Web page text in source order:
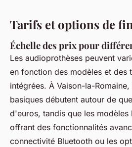
Tarifs et options de
Échelle des prix pour
Les audioprothèses peuvent
en fonction des modèles et des
intégrées. À Vaison-la-Romaine,
basiques débutent autour de
d'euros, tandis que les modèles
offrant des fonctionnalités
connectivité Bluetooth ou les